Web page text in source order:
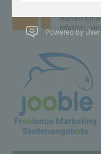
Powered by